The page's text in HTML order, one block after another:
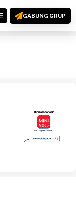
MENUGABUNG GRUP